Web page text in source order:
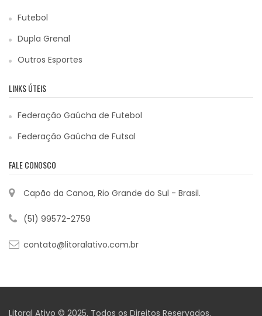
Futebol
Dupla Grenal
Outros Esportes
LINKS ÚTEIS
Federação Gaúcha de Futebol
Federação Gaúcha de Futsal
FALE CONOSCO
Capão da Canoa, Rio Grande do Sul - Brasil.
(51) 99572-2759
contato@litoralativo.com.br
Litoral Ativo © 2025. Todos os Direitos Reservados.